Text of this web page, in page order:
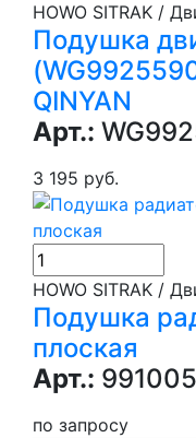
HOWO SITRAK /
Подушка
QINYAN
Арт.:
3 195 руб.
HOWO SITRAK /
Подушка
плоская
Арт.:
по запросу